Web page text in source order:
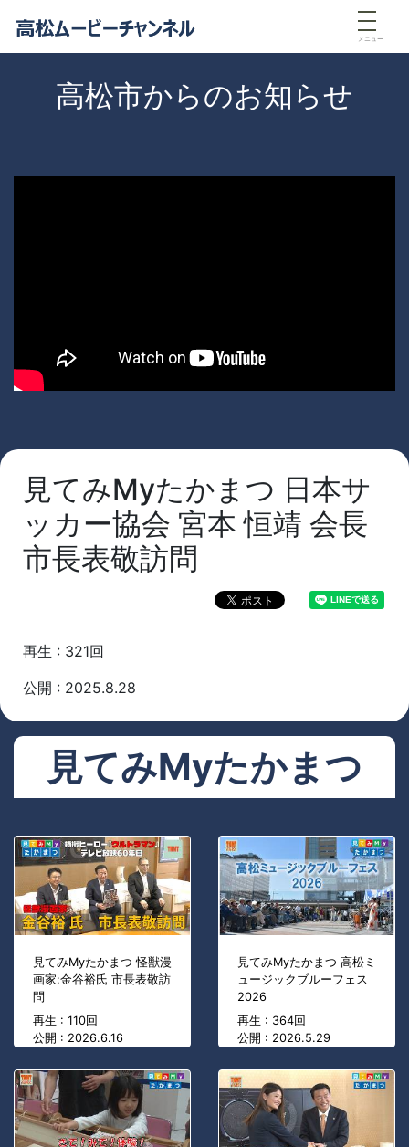
メニュー
高松市からのお知らせ
見てみMyたかまつ 日本サ
ッカー協会 宮本 恒靖 会長
市長表敬訪問
再生 : 321回
公開 : 2025.8.28
見てみMyたかまつ
見てみMyたかまつ 怪獣漫
画家:金谷裕氏 市長表敬訪
問
再生 : 110回
公開 : 2026.6.16
見てみMyたかまつ 高松ミ
ュージックブルーフェス
2026
再生 : 364回
公開 : 2026.5.29